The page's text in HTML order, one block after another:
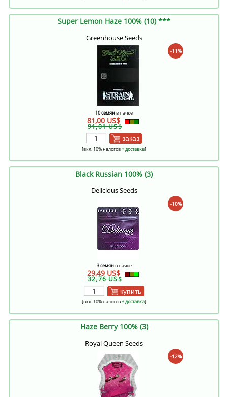
Super Lemon Haze 100% (10) ***
Greenhouse Seeds
-11%
10 семянв пачке
81,00 US$
91,01 US$
заказ
[вкл. 10% налогов+ доставка]
Black Russian 100% (3)
Delicious Seeds
-10%
3 семянв пачке
29,49 US$
32,76 US$
купить
[вкл. 10% налогов+ доставка]
Haze Berry 100% (3)
Royal Queen Seeds
-12%